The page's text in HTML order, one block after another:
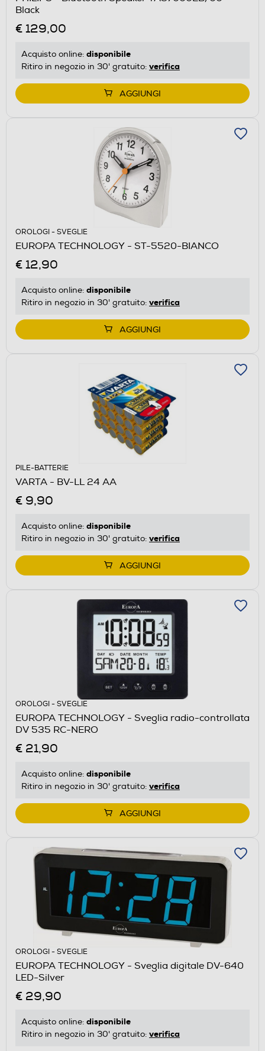
Black
€ 129,00
Acquisto online: disponibile
Ritiro in negozio in 30' gratuito: verifica
AGGIUNGI
OROLOGI - SVEGLIE
EUROPA TECHNOLOGY - ST-5520-BIANCO
€ 12,90
Acquisto online: disponibile
Ritiro in negozio in 30' gratuito: verifica
AGGIUNGI
PILE-BATTERIE
VARTA - BV-LL 24 AA
€ 9,90
Acquisto online: disponibile
Ritiro in negozio in 30' gratuito: verifica
AGGIUNGI
OROLOGI - SVEGLIE
EUROPA TECHNOLOGY - Sveglia radio-controllata
DV 535 RC-NERO
€ 21,90
Acquisto online: disponibile
Ritiro in negozio in 30' gratuito: verifica
AGGIUNGI
OROLOGI - SVEGLIE
EUROPA TECHNOLOGY - Sveglia digitale DV-640
LED-Silver
€ 29,90
Acquisto online: disponibile
Ritiro in negozio in 30' gratuito: verifica